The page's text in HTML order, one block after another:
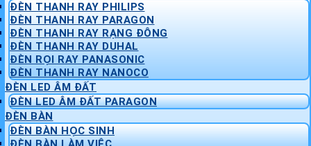
ĐÈN THANH RAY PHILIPS
ĐÈN THANH RAY PARAGON
ĐÈN THANH RAY RẠNG ĐÔNG
ĐÈN THANH RAY DUHAL
ĐÈN RỌI RAY PANASONIC
ĐÈN THANH RAY NANOCO
ĐÈN LED ÂM ĐẤT
ĐÈN LED ÂM ĐẤT PARAGON
ĐÈN BÀN
ĐÈN BÀN HỌC SINH